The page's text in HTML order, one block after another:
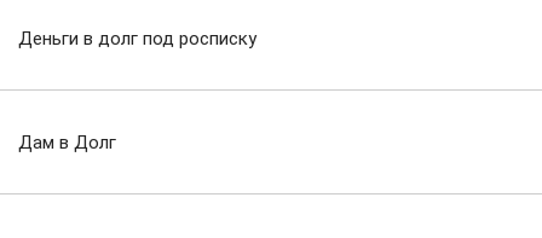
Деньги в долг под росписку
Дам в Долг